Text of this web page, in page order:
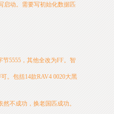
启动。需要写初始化数据匹
5555，其他全改为FF。智
。包括14款RAV4 0020大黑
然不成功，换老国匹成功。